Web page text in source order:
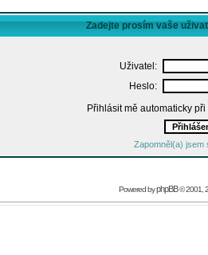
Zadejte prosím vaše
Uživatel:
Heslo:
Přihlásit mě automaticky
Zapomněl(a) jsem
Powered byphpBB© 2001,